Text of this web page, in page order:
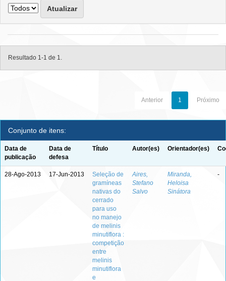
Resultado 1-1 de 1.
Anterior 1 Próximo
Conjunto de itens:
Data de
publicação
Data de
defesa
Título Autor(es) Orientador(es)
28-Ago-2013 17-Jun-2013
Seleção de
gramíneas
nativas do
cerrado
para uso
no manejo
de melinis
minutiflora :
competição
entre
melinis
minutiflora
e
Aires,
Stefano
Salvo
Miranda,
Heloisa
Sinátora
-